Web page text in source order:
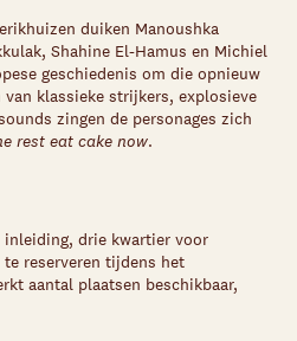
duiken Manoushka
Shahine El-Hamus en Michiel
geschiedenis om die opnieuw
klassieke strijkers, explosieve
zingen de personages zich
rest eat cake now.
drie kwartier voor
reserveren tijdens het
aantal plaatsen beschikbaar,